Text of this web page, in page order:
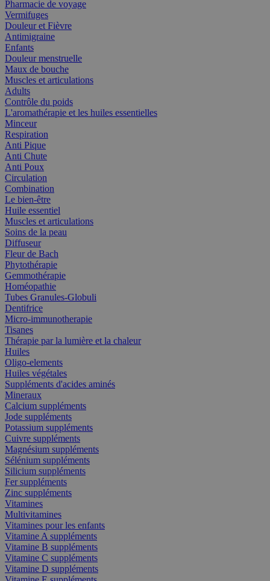
Pharmacie de voyage
Vermifuges
Douleur et Fièvre
Antimigraine
Enfants
Douleur menstruelle
Maux de bouche
Muscles et articulations
Adults
Contrôle du poids
L'aromathérapie et les huiles essentielles
Minceur
Respiration
Anti Pique
Anti Chute
Anti Poux
Circulation
Combination
Le bien-être
Huile essentiel
Muscles et articulations
Soins de la peau
Diffuseur
Fleur de Bach
Phytothérapie
Gemmothérapie
Homéopathie
Tubes Granules-Globuli
Dentifrice
Micro-immunotherapie
Tisanes
Thérapie par la lumière et la chaleur
Huiles
Oligo-elements
Huiles végétales
Suppléments d'acides aminés
Mineraux
Calcium suppléments
Jode suppléments
Potassium suppléments
Cuivre suppléments
Magnésium suppléments
Sélénium suppléments
Silicium suppléments
Fer suppléments
Zinc suppléments
Vitamines
Multivitamines
Vitamines pour les enfants
Vitamine A suppléments
Vitamine B suppléments
Vitamine C suppléments
Vitamine D suppléments